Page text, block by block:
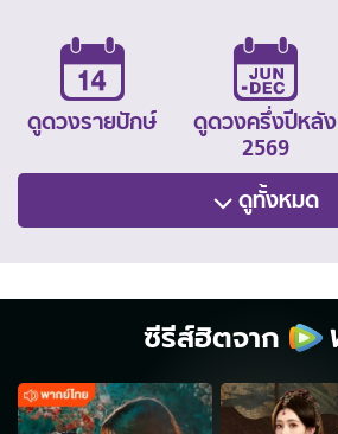
ดูดวงรายปักษ์
ดูดวงครึ่งปีหลัง
2569
ดูทั้งหมด
ซีรีส์ฮิตจาก